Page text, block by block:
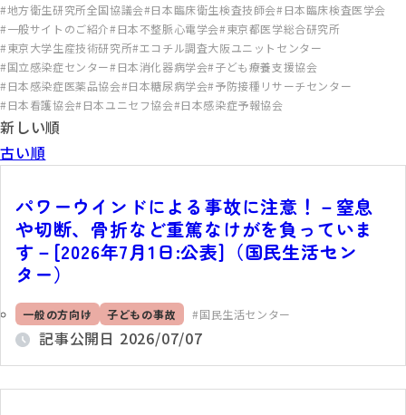
地方衛生研究所全国協議会 日本臨床衛生検査技師会 日本臨床検査医学会
一般サイトのご紹介 日本不整脈心電学会 東京都医学総合研究所
東京大学生産技術研究所 エコチル調査大阪ユニットセンター
国立感染症センター 日本消化器病学会 子ども療養支援協会
日本感染症医薬品協会 日本糖尿病学会 予防接種リサーチセンター
日本看護協会 日本ユニセフ協会 日本感染症予報協会
新しい順
古い順
パワーウインドによる事故に注意！－窒息
や切断、骨折など重篤なけがを負っていま
す－[2026年7月1日:公表]（国民生活セン
ター）
一般の方向け 子どもの事故 国民生活センター
記事公開日 2026/07/07